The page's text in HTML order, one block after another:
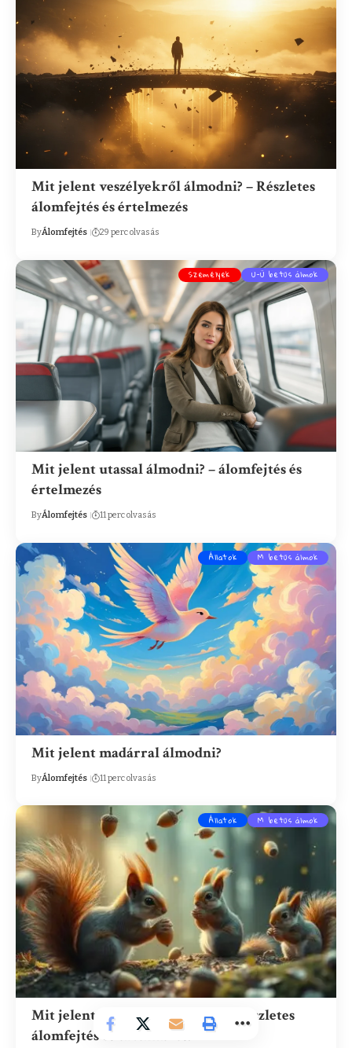
Mit jelent veszélyekről álmodni? – Részletes
álomfejtés és értelmezés
ByÁlomfejtés 29 perc olvasás
Személyek U-Ü betűs álmok
Mit jelent utassal álmodni? – álomfejtés és
értelmezés
ByÁlomfejtés 11 perc olvasás
Állatok M betűs álmok
Mit jelent madárral álmodni?
ByÁlomfejtés 11 perc olvasás
Állatok M betűs álmok
Mit jelent mókussal álmodni? – Részletes
álomfejtés és értelmezés.